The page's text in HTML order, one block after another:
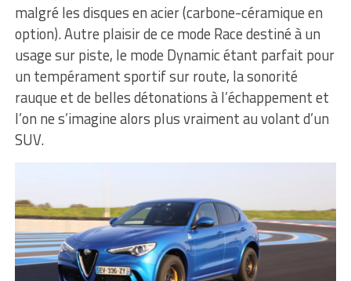
malgré les disques en acier (carbone-céramique en
option). Autre plaisir de ce mode Race destiné à un
usage sur piste, le mode Dynamic étant parfait pour
un tempérament sportif sur route, la sonorité
rauque et de belles détonations à l’échappement et
l’on ne s’imagine alors plus vraiment au volant d’un
SUV.